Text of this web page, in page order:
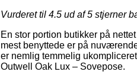
Vurderet til 4.5 ud af 5 stjerner
En stor portion butikker på
mest benyttede er på
er nemlig temmelig
Outwell Oak Lux – Sovepose.